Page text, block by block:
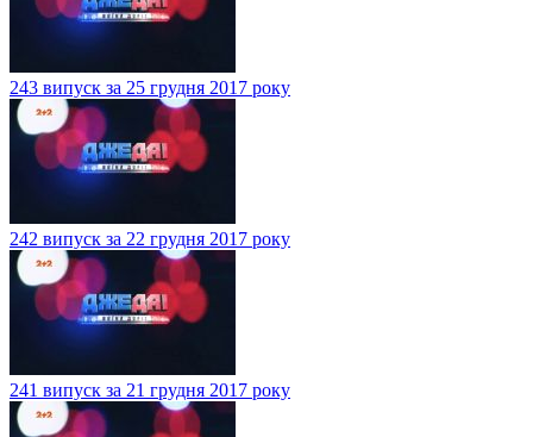
243 випуск за 25 грудня 2017 року
242 випуск за 22 грудня 2017 року
241 випуск за 21 грудня 2017 року